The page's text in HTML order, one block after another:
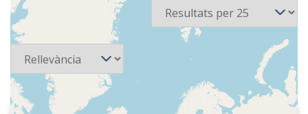
Ordena